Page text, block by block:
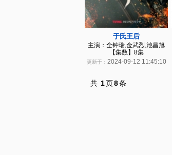
于氏王后
主演：全钟瑞,金武烈,池昌旭
【集数】8集
更新于： 2024-09-12 11:45:10
共 1页8条